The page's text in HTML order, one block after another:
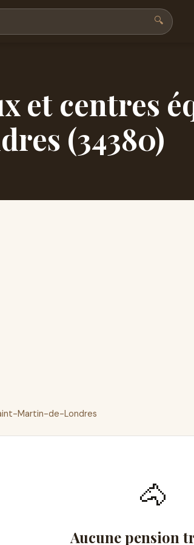
🔍
et centres
(34380)
Martin-de-Londres
🐴
Aucune pension